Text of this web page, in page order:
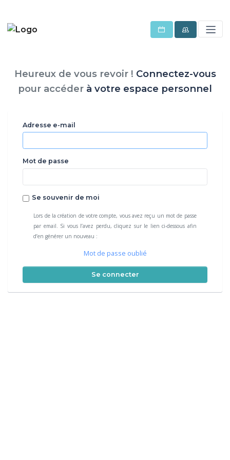
Heureux de vous revoir ! Connectez-vous
pour accéder à votre espace personnel
Adresse e-mail
Mot de passe
Se souvenir de moi
Lors de la création de votre compte, vous avez reçu un mot de passe
par email. Si vous l’avez perdu, cliquez sur le lien ci-dessous afin
d’en générer un nouveau :
Mot de passe oublié
Se connecter